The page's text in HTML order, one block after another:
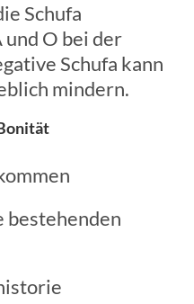
Schufa
O bei der
Schufa kann
mindern.
bestehenden